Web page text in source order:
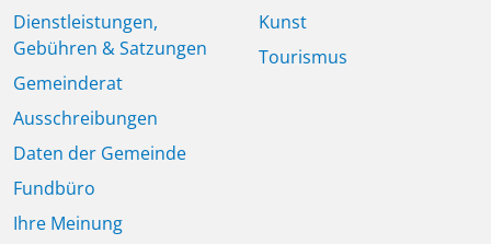
Dienstleistungen,
Gebühren & Satzungen
Gemeinderat
Ausschreibungen
Daten der Gemeinde
Fundbüro
Ihre Meinung
Kunst
Tourismus